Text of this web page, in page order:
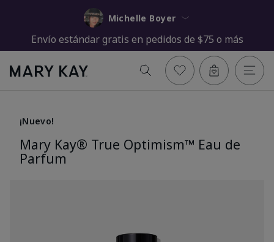
Michelle Boyer
Envío estándar gratis en pedidos de $75 o más
¡Nuevo!
Mary Kay® True Optimism™ Eau de
Parfum